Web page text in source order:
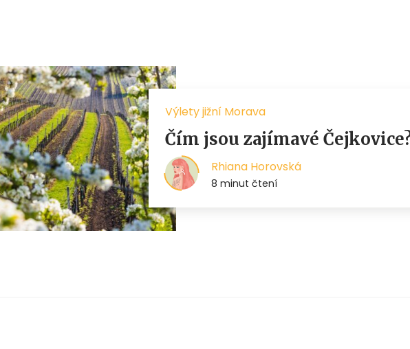
Výlety jižní Morava
Čím jsou zajímavé
Rhiana Horovská
8 minut čtení